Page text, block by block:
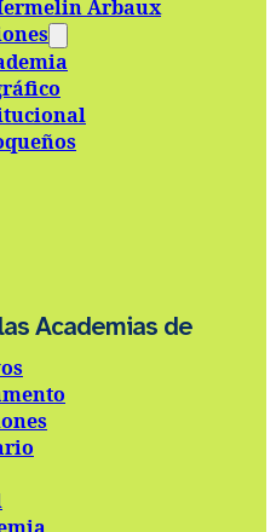
Arbaux
Academias de